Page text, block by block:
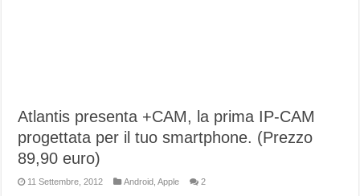
Atlantis presenta +CAM, la prima IP-CAM
progettata per il tuo smartphone. (Prezzo
89,90 euro)
11 Settembre, 2012 Android,Apple 2